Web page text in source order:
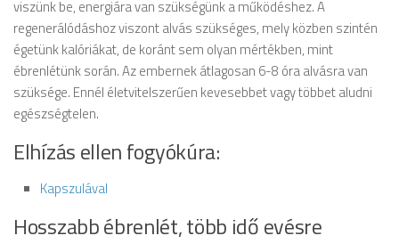
viszünk be, energiára van szükségünk a működéshez. A
regenerálódáshoz viszont alvás szükséges, mely közben szintén
égetünk kalóriákat, de koránt sem olyan mértékben, mint
ébrenlétünk során. Az embernek átlagosan 6-8 óra alvásra van
szüksége. Ennél életvitelszerűen kevesebbet vagy többet aludni
egészségtelen.
Elhízás ellen fogyókúra:
Kapszulával
Hosszabb ébrenlét, több idő evésre